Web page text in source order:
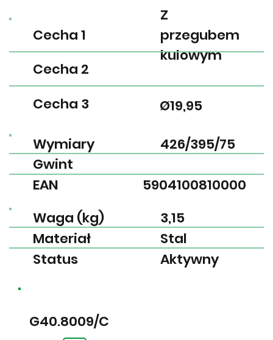
G40.8009/C
EAN
Gwint
Wymiary
5904100810000
426/395/75
Waga (kg)
Materiał
Status
3,15
Stal
Aktywny
Cecha 1
Cecha 2
Cecha 3
Z
przegubem
kulowym
Ø19,95